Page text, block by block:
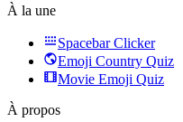
À la une
Spacebar Clicker
Emoji Country Quiz
Movie Emoji Quiz
À propos